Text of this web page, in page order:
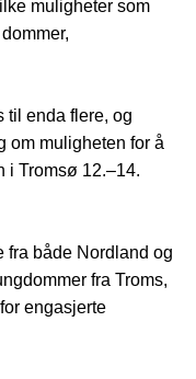
muligheter som
til enda flere, og
om muligheten for å
i Tromsø 12.–14.
fra både Nordland og
fra Troms,
engasjerte